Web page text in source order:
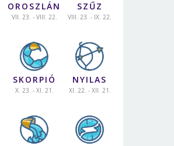
OROSZLÁN
VII. 23. - VIII. 22.
SZŰZ
VIII. 23. - IX. 22.
SKORPIÓ
X. 23. - XI. 21.
NYILAS
XI. 22. - XII. 21.